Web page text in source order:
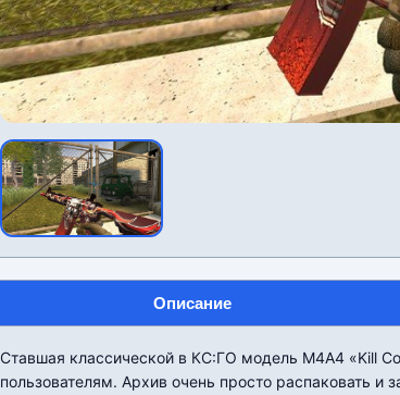
Описание
Ставшая классической в КС:ГО модель М4А4 «Kill
пользователям. Архив очень просто распаковать и